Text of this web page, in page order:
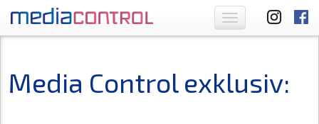
Toggle
navigation
Media Control exklusiv: